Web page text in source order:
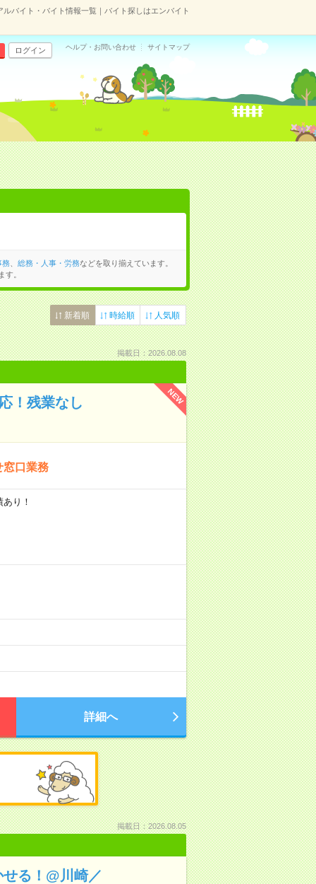
バイト・バイト情報一覧｜バイト探しはエンバイト
ログイン ヘルプ・お問い合わせ サイトマップ
務、 総務・人事・労務などを取り揃えています。
す。
新着順 時給順 人気順
掲載日：2026.08.08
NEW
！残業なし
窓口業務
り！
詳細へ
掲載日：2026.08.05
る！@川崎／